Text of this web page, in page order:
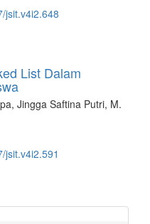
jsit.v4i2.648
List Dalam
Jingga Saftina Putri, M.
jsit.v4i2.591